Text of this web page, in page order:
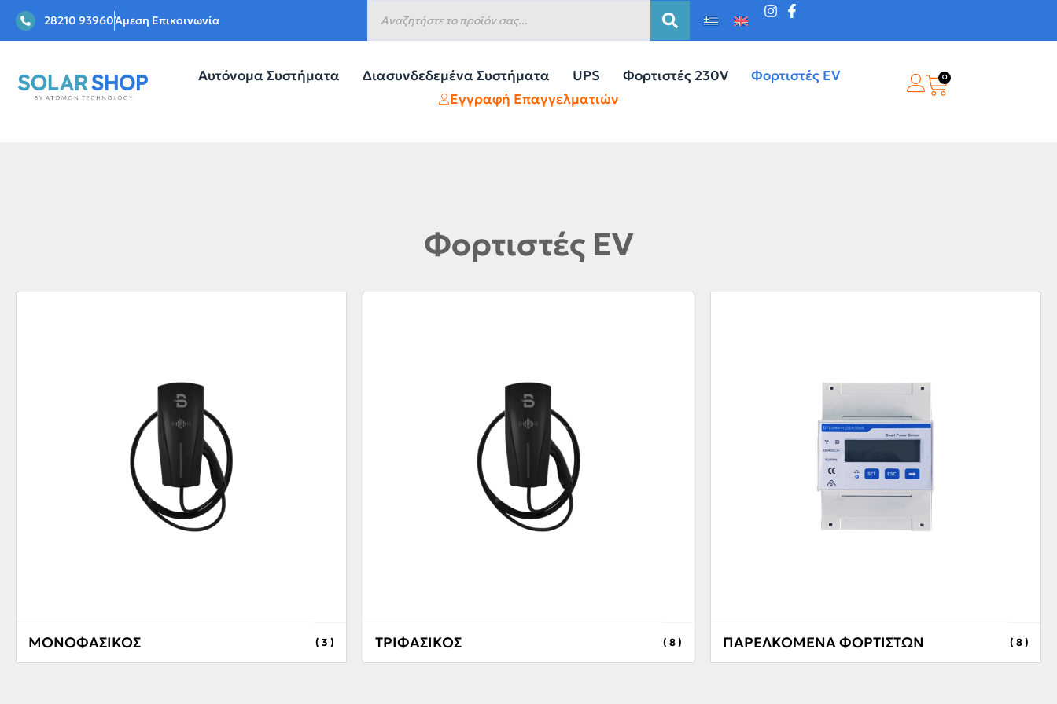
28210 93960Άμεση Επικοινωνία
Αυτόνομα Συστήματα Διασυνδεδεμένα Συστήματα UPS Φορτιστές 230V
Φορτιστές EV
Εγγραφή Επαγγελματιών
0
Φορτιστές EV
ΜΟΝΟΦΑΣΙΚΟΣ ( 3 ) ΤΡΙΦΑΣΙΚΟΣ ( 8 ) ΠΑΡΕΛΚΟΜΕΝΑ ΦΟΡΤΙΣΤΩΝ ( 8 )